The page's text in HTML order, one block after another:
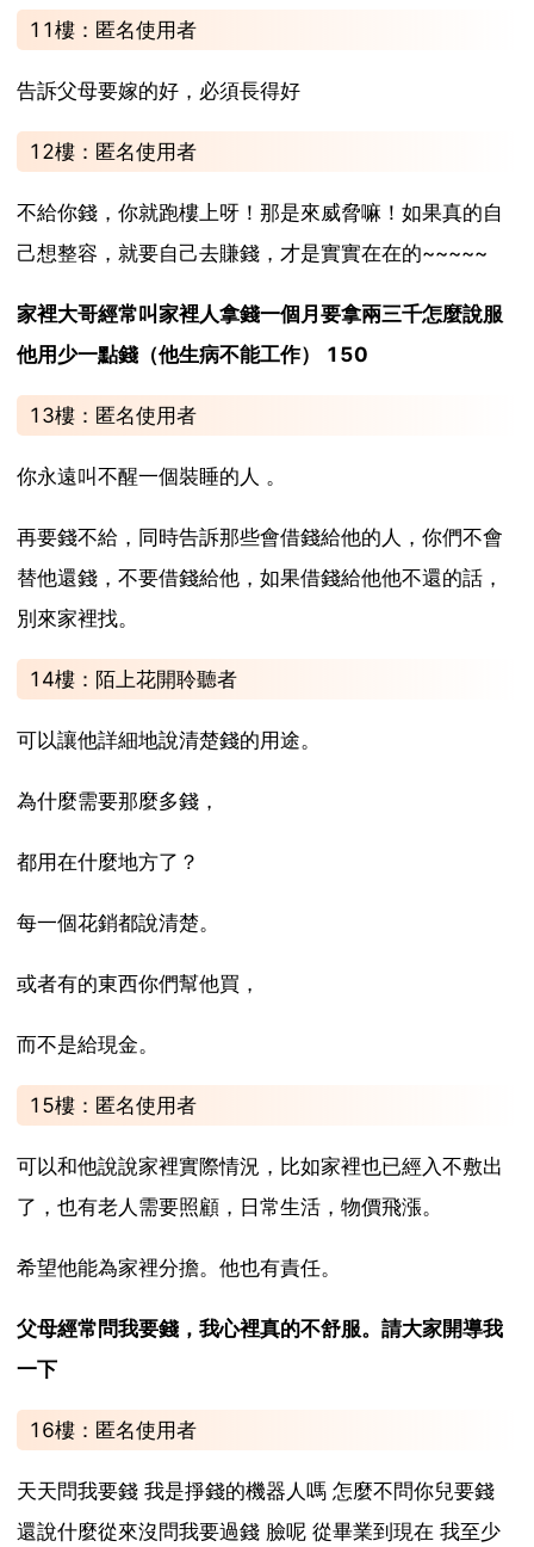
11樓：匿名使用者
告訴父母要嫁的好，必須長得好
12樓：匿名使用者
不給你錢，你就跑樓上呀！那是來威脅嘛！如果真的自
己想整容，就要自己去賺錢，才是實實在在的~~~~~
家裡大哥經常叫家裡人拿錢一個月要拿兩三千怎麼說服
他用少一點錢（他生病不能工作） 150
13樓：匿名使用者
你永遠叫不醒一個裝睡的人 。
再要錢不給，同時告訴那些會借錢給他的人，你們不會
替他還錢，不要借錢給他，如果借錢給他他不還的話，
別來家裡找。
14樓：陌上花開聆聽者
可以讓他詳細地說清楚錢的用途。
為什麼需要那麼多錢，
都用在什麼地方了？
每一個花銷都說清楚。
或者有的東西你們幫他買，
而不是給現金。
15樓：匿名使用者
可以和他說說家裡實際情況，比如家裡也已經入不敷出
了，也有老人需要照顧，日常生活，物價飛漲。
希望他能為家裡分擔。他也有責任。
父母經常問我要錢，我心裡真的不舒服。請大家開導我
一下
16樓：匿名使用者
天天問我要錢 我是掙錢的機器人嗎 怎麼不問你兒要錢
還說什麼從來沒問我要過錢 臉呢 從畢業到現在 我至少